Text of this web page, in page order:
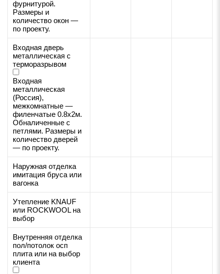
фурнитурой.
Размеры и
количество окон —
по проекту.
Входная дверь
металлическая с
терморазрывом
Входная
металлическая
(Россия),
межкомнатные —
филенчатые 0.8х2м.
Обналиченные с
петлями. Размеры и
количество дверей
— по проекту.
Наружная отделка
имитация бруса или
вагонка
Утепление KNAUF
или ROCKWOOL на
выбор
Внутренняя отделка
пол/потолок осп
плита или на выбор
клиента